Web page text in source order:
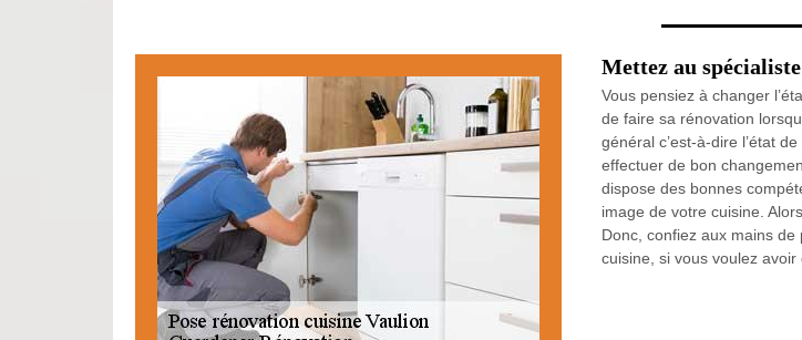
Mettez au
Vous pensiez à changer
de faire sa rénovation
général c’est-à-dire l’état
effectuer de bon
dispose des bonnes
image de votre cuisine.
Donc, confiez aux mains
cuisine, si vous voulez